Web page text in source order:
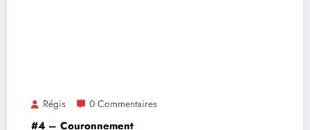
Régis 0 Commentaires
#4 – Couronnement